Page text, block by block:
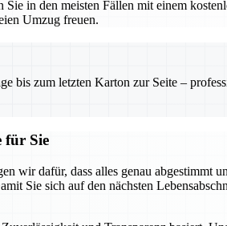
in den meisten Fällen mit einem
Umzug freuen.
bis zum letzten Karton zur Seite –
für Sie
dafür, dass alles genau abgestimmt
Sie sich auf den nächsten